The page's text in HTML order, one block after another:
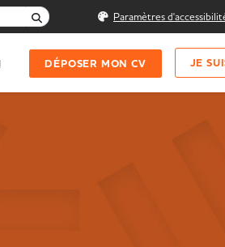
Rechercher Paramètres
DÉPOSER MON CV JE